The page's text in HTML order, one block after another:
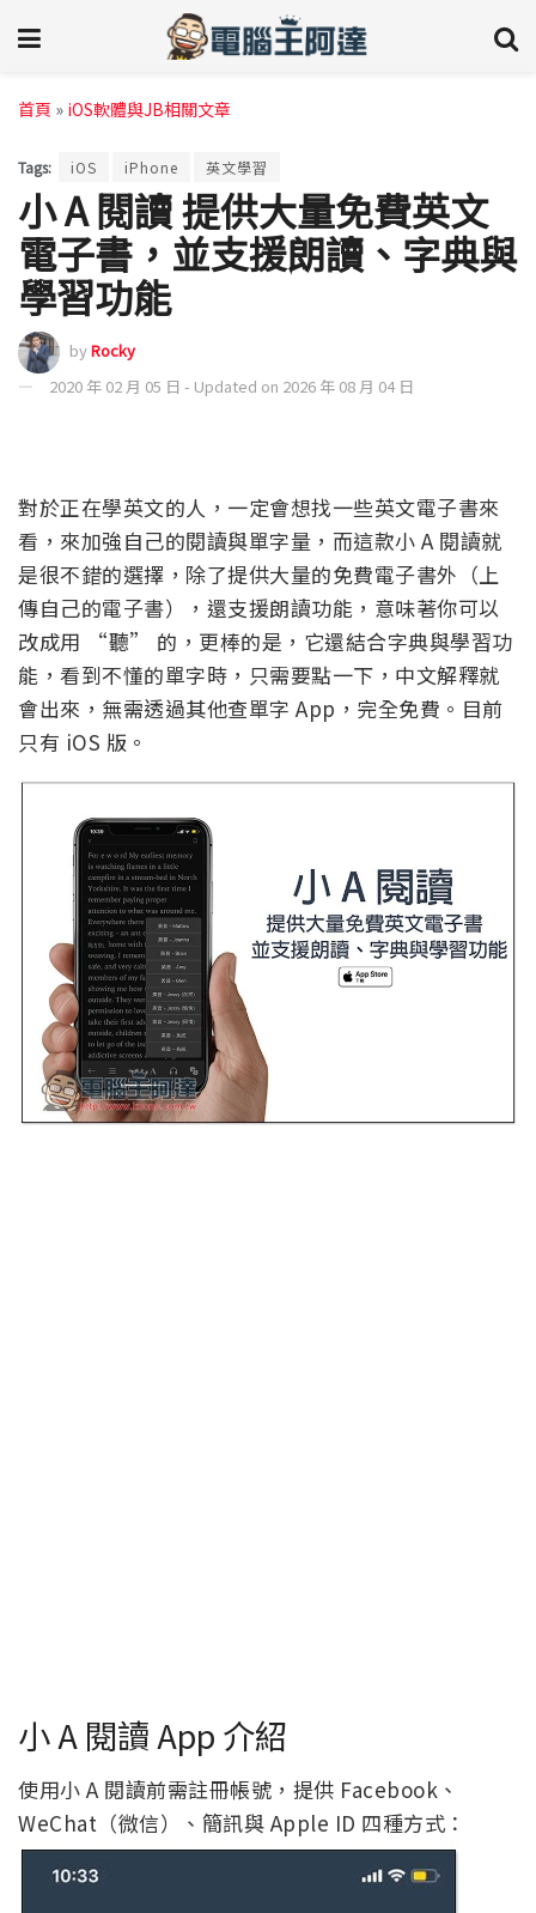
首頁 » iOS軟體與JB相關文章
Tags: iOS iPhone 英文學習
小 A 閱讀 提供大量免費英文
電子書，並支援朗讀、字典與
學習功能
byRocky
2020 年 02 月 05 日 - Updated on 2026 年 08 月 04 日
對於正在學英文的人，一定會想找一些英文電子書來
看，來加強自己的閱讀與單字量，而這款小 A 閱讀就
是很不錯的選擇，除了提供大量的免費電子書外（上
傳自己的電子書），還支援朗讀功能，意味著你可以
改成用 “聽” 的，更棒的是，它還結合字典與學習功
能，看到不懂的單字時，只需要點一下，中文解釋就
會出來，無需透過其他查單字 App，完全免費。目前
只有 iOS 版。
小 A 閱讀 App 介紹
使用小 A 閱讀前需註冊帳號，提供 Facebook、
WeChat（微信）、簡訊與 Apple ID 四種方式：